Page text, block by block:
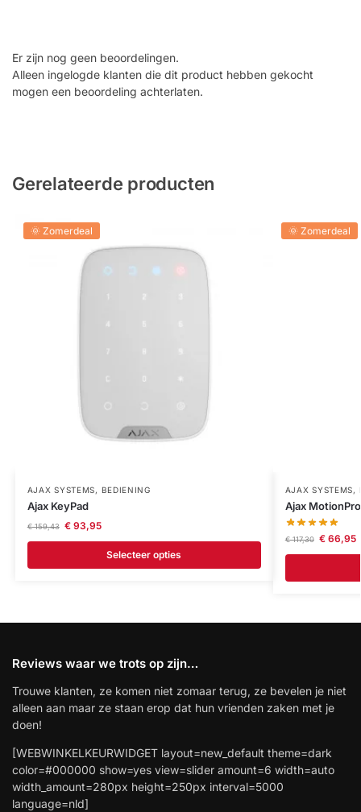
Er zijn nog geen beoordelingen.
Alleen ingelogde klanten die dit product hebben gekocht
mogen een beoordeling achterlaten.
Gerelateerde producten
🌞 Zomerdeal
AJAX SYSTEMS, BEDIENING
Ajax KeyPad
€159,43 €93,95
Selecteer opties
🌞 Zomerdeal
AJAX SYSTEMS,
Ajax
€117,30 €66,95
Reviews waar we trots op zijn…
Trouwe klanten, ze komen niet zomaar terug, ze bevelen je niet
alleen aan maar ze staan erop dat hun vrienden zaken met je
doen!
[WEBWINKELKEURWIDGET layout=new_default theme=dark
color=#000000 show=yes view=slider amount=6 width=auto
width_amount=280px height=250px interval=5000
language=nld]